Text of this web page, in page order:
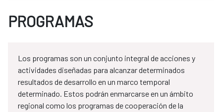
PROGRAMAS
Los programas son un conjunto integral de acciones y
actividades diseñadas para alcanzar determinados
resultados de desarrollo en un marco temporal
determinado. Estos podrán enmarcarse en un ámbito
regional como los programas de cooperación de la